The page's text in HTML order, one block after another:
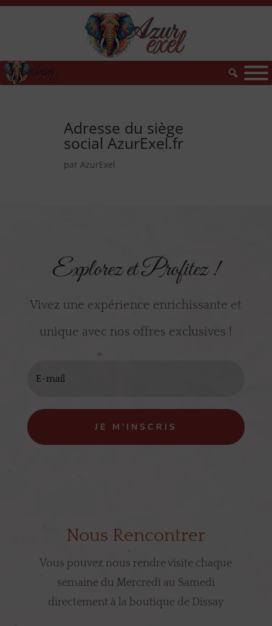
Adresse du siège
social AzurExel.fr
par AzurExel
Explorez et Profitez !
Vivez une expérience enrichissante et
unique avec nos offres exclusives !
JE M'INSCRIS
Nous Rencontrer
Vous pouvez nous rendre visite chaque
semaine du Mercredi au Samedi
directement à la boutique de Dissay